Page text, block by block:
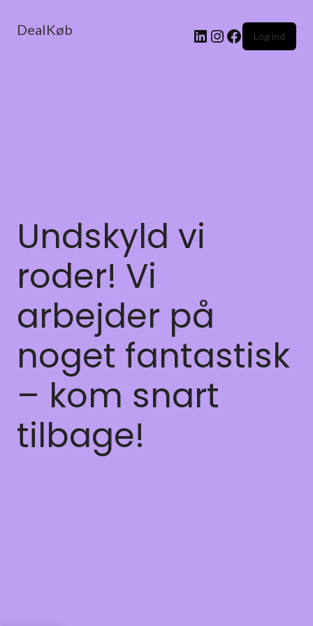
DealKøb Log ind
Undskyld vi
roder! Vi
arbejder på
noget fantastisk
– kom snart
tilbage!